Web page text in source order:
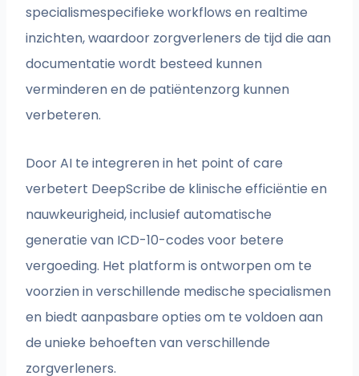
specialismespecifieke workflows en realtime
inzichten, waardoor zorgverleners de tijd die aan
documentatie wordt besteed kunnen
verminderen en de patiëntenzorg kunnen
verbeteren.
Door AI te integreren in het point of care
verbetert DeepScribe de klinische efficiëntie en
nauwkeurigheid, inclusief automatische
generatie van ICD-10-codes voor betere
vergoeding. Het platform is ontworpen om te
voorzien in verschillende medische specialismen
en biedt aanpasbare opties om te voldoen aan
de unieke behoeften van verschillende
zorgverleners.